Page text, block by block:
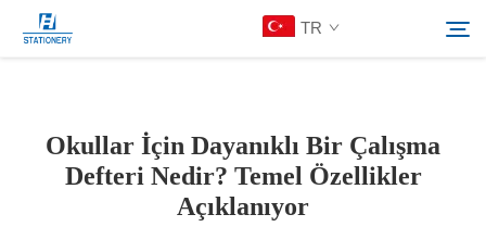
TR
Ürünler
Ara
Okullar İçin Dayanıklı Bir Çalışma
Defteri Nedir? Temel Özellikler
Açıklanıyor